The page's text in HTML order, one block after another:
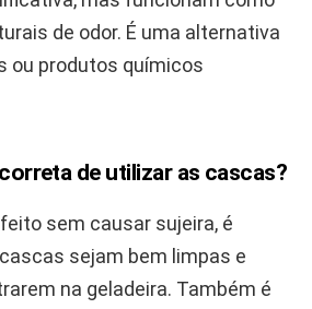
de odor. É uma alternativa
ou produtos químicos
de utilizar as cascas?
sem causar sujeira, é
sejam bem limpas e
na geladeira. Também é